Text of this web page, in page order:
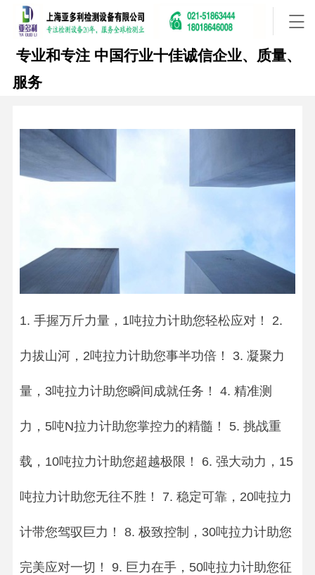
专业和专注 中国行业十佳诚信企业、质量、
服务
1. 手握万斤力量，1吨拉力计助您轻松应对！ 2.
力拔山河，2吨拉力计助您事半功倍！ 3. 凝聚力
量，3吨拉力计助您瞬间成就任务！ 4. 精准测
力，5吨N拉力计助您掌控力的精髓！ 5. 挑战重
载，10吨拉力计助您超越极限！ 6. 强大动力，15
吨拉力计助您无往不胜！ 7. 稳定可靠，20吨拉力
计带您驾驭巨力！ 8. 极致控制，30吨拉力计助您
完美应对一切！ 9. 巨力在手，50吨拉力计助您征